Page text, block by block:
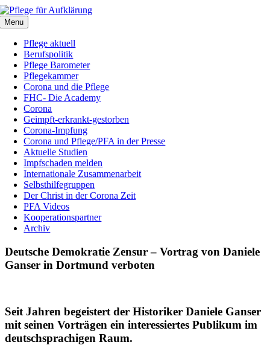
Zum
Inhalt
springen
Menu
Pflege aktuell
Berufspolitik
Pflege Barometer
Pflegekammer
Corona und die Pflege
FHC- Die Academy
Corona
Geimpft-erkrankt-gestorben
Corona-Impfung
Corona und Pflege/PFA in der Presse
Aktuelle Studien
Impfschaden melden
Internationale Zusammenarbeit
Selbsthilfegruppen
Der Christ in der Corona Zeit
PFA Videos
Kooperationspartner
Archiv
Deutsche Demokratie Zensur – Vortrag von Daniele
Ganser in Dortmund verboten
Seit Jahren begeistert der Historiker Daniele Ganser
mit seinen Vorträgen ein interessiertes Publikum im
deutschsprachigen Raum.